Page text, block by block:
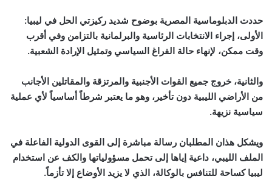
حددت الدبلوماسية المصرية بوضوح شديد ركيزتي الحل في ليبيا:
الأولى، إجراء الانتخابات الرئاسية والبرلمانية بالتزامن وفي أقرب
وقت ممكن، لإنهاء حالة الفراغ السياسي وتمثيل الإرادة الشعبية.
والثانية، خروج جميع القوات الأجنبية والمرتزقة والمقاتلين الأجانب
من الأراضي الليبية دون تأخير، وهو ما يعتبر شرطاً أساسياً لأي عملية
سياسية نزيهة.
ويشكل هذان المطلبان رسالة مباشرة إلى القوى الدولية الفاعلة في
الملف الليبي، داعية إياها إلى تحمل مسؤولياتها والكف عن استخدام
ليبيا كساحة للتنافس بالوكالة، الذي لا يزيد الأوضاع إلا تأزماً.